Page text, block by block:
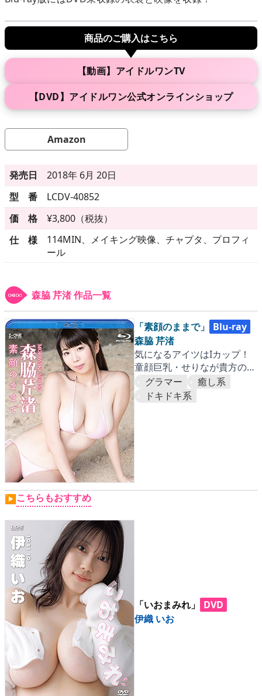
発売年月日
▶更新情報
▶ 個人情報保護について
▶よくあるご質問
会社概要
▶
商品のご購入はこちら
【動画】アイドルワンTV
【DVD】アイドルワン公式オンラインショップ
Amazon
発売日
2018年 6月 20日
型 番
LCDV-40852
価 格
¥3,800（税抜）
仕 様
114MIN、メイキング映像、チャプタ、プロフィ
ール
森脇 芹渚 作品一覧
「素顔のままで」
Blu-ray
森脇 芹渚
気になるアイツはIカップ！
童顔巨乳・せりなが貴方のハ
ートへアプローチ！
グラマー
癒し系
ドキドキ系
▶こちらもおすすめ
「いおまみれ」
DVD
伊織 いお